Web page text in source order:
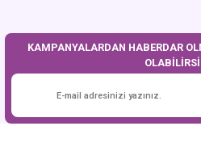
KAMPANYALARDAN HABERDAR